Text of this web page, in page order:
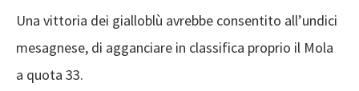
Una vittoria dei gialloblù avrebbe consentito all’undici
mesagnese, di agganciare in classifica proprio il Mola
a quota 33.